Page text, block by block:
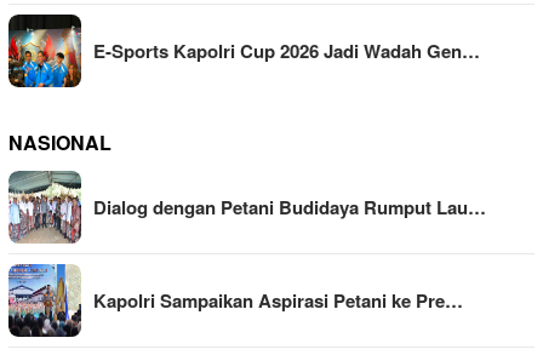
E-Sports Kapolri Cup 2026 Jadi Wadah Gen…
NASIONAL
Dialog dengan Petani Budidaya Rumput Lau…
Kapolri Sampaikan Aspirasi Petani ke Pre…